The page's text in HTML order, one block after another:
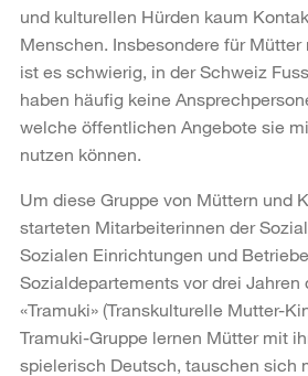
und kulturellen Hürden kaum
Menschen. Insbesondere für
ist es schwierig, in der Schweiz
haben häufig keine
welche öffentlichen Angebote sie
nutzen können.
Um diese Gruppe von Müttern und
starteten Mitarbeiterinnen der
Sozialen Einrichtungen und
Sozialdepartements vor drei Jahren
«Tramuki» (Transkulturelle Mutter-
Tramuki-Gruppe lernen Mütter mit
spielerisch Deutsch, tauschen sich